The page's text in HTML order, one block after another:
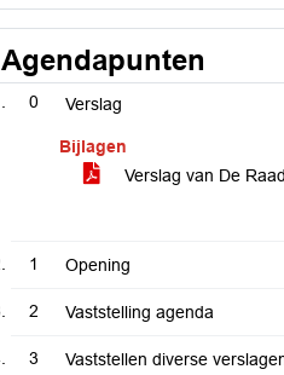
Agendapunten
0 Verslag
Bijlagen
Verslag van De
1 Opening
2 Vaststelling agenda
3 Vaststellen diverse